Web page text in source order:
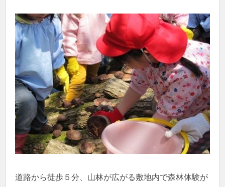
道路から徒歩５分、山林が広がる敷地内で森林体験が